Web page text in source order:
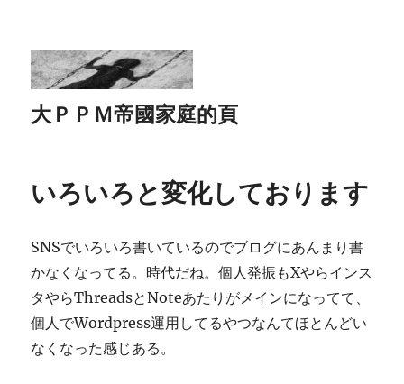
大ＰＰＭ帝國家庭的頁
いろいろと変化しております
SNSでいろいろ書いているのでブログにあんまり書
かなくなってる。時代だね。個人発振もXやらインス
タやらThreadsとNoteあたりがメインになってて、
個人でWordpress運用してるやつなんてほとんどい
なくなった感じある。